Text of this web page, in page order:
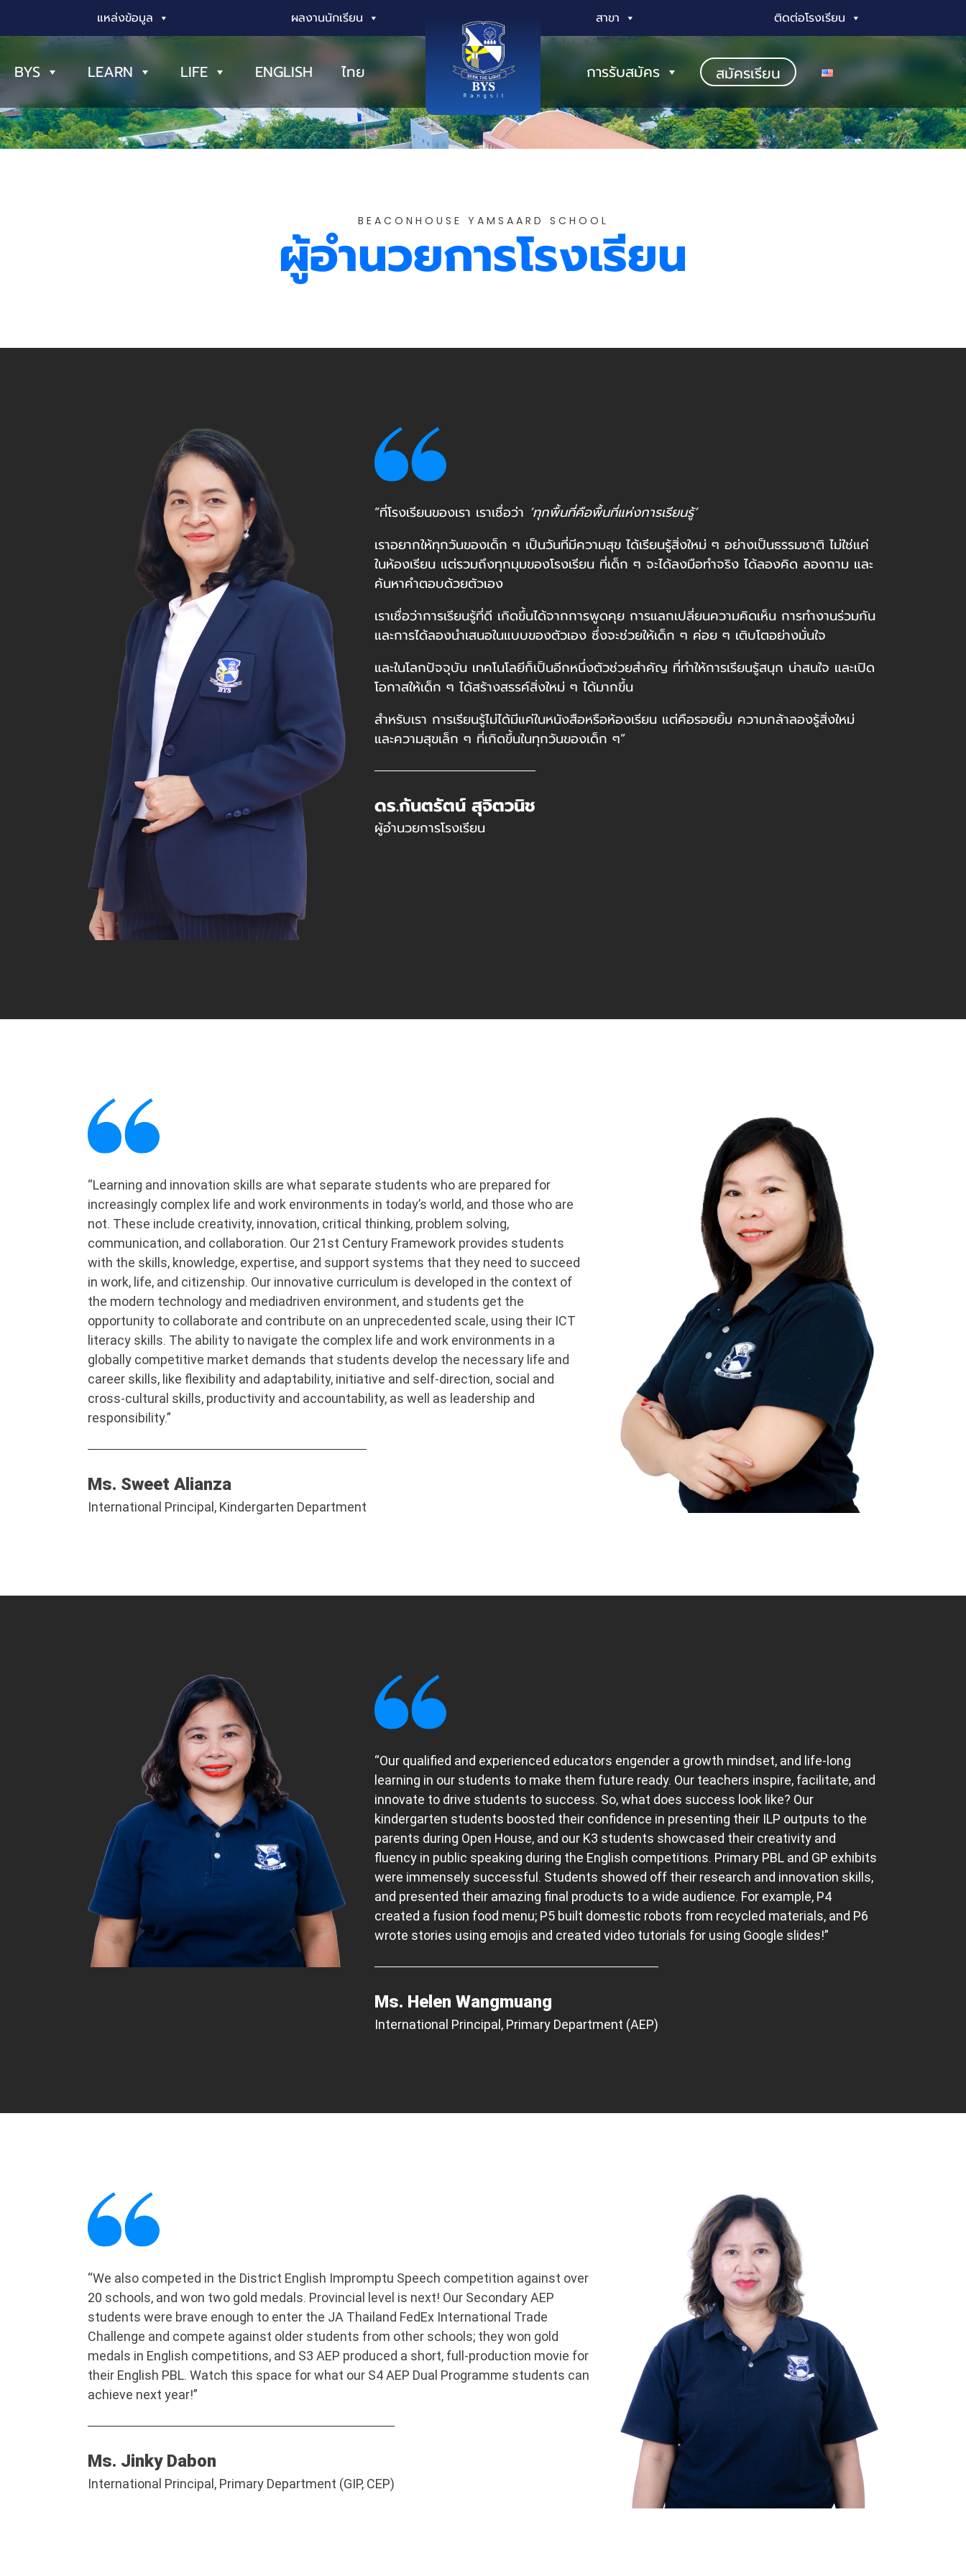
แหล่งข้อมูล ผลงานนักเรียน สาขา ติดต่อโรงเรียน
BYS LEARN LIFE ENGLISH ไทย การรับสมัคร สมัครเรียน
BEACONHOUSE YAMSAARD SCHOOL
ผู้อำนวยการโรงเรียน
“ที่โรงเรียนของเรา เราเชื่อว่า ‘ทุกพื้นที่คือพื้นที่แห่งการเรียนรู้’
เราอยากให้ทุกวันของเด็ก ๆ เป็นวันที่มีความสุข ได้เรียนรู้สิ่งใหม่ ๆ อย่างเป็นธรรมชาติ ไม่ใช่แค่
ในห้องเรียน แต่รวมถึงทุกมุมของโรงเรียน ที่เด็ก ๆ จะได้ลงมือทำจริง ได้ลองคิด ลองถาม และ
ค้นหาคำตอบด้วยตัวเอง
เราเชื่อว่าการเรียนรู้ที่ดี เกิดขึ้นได้จากการพูดคุย การแลกเปลี่ยนความคิดเห็น การทำงานร่วมกัน
และการได้ลองนำเสนอในแบบของตัวเอง ซึ่งจะช่วยให้เด็ก ๆ ค่อย ๆ เติบโตอย่างมั่นใจ
และในโลกปัจจุบัน เทคโนโลยีก็เป็นอีกหนึ่งตัวช่วยสำคัญ ที่ทำให้การเรียนรู้สนุก น่าสนใจ และเปิด
โอกาสให้เด็ก ๆ ได้สร้างสรรค์สิ่งใหม่ ๆ ได้มากขึ้น
สำหรับเรา การเรียนรู้ไม่ได้มีแค่ในหนังสือหรือห้องเรียน แต่คือรอยยิ้ม ความกล้าลองรู้สิ่งใหม่
และความสุขเล็ก ๆ ที่เกิดขึ้นในทุกวันของเด็ก ๆ”
ดร.กันตรัตน์ สุจิตวนิช
ผู้อำนวยการโรงเรียน
“Learning and innovation skills are what separate students who are prepared for
increasingly complex life and work environments in today’s world, and those who are
not. These include creativity, innovation, critical thinking, problem solving,
communication, and collaboration. Our 21st Century Framework provides students
with the skills, knowledge, expertise, and support systems that they need to succeed
in work, life, and citizenship. Our innovative curriculum is developed in the context of
the modern technology and mediadriven environment, and students get the
opportunity to collaborate and contribute on an unprecedented scale, using their ICT
literacy skills. The ability to navigate the complex life and work environments in a
globally competitive market demands that students develop the necessary life and
career skills, like flexibility and adaptability, initiative and self-direction, social and
cross-cultural skills, productivity and accountability, as well as leadership and
responsibility.”
Ms. Sweet Alianza
International Principal, Kindergarten Department
“Our qualified and experienced educators engender a growth mindset, and life-long
learning in our students to make them future ready. Our teachers inspire, facilitate, and
innovate to drive students to success. So, what does success look like? Our
kindergarten students boosted their confidence in presenting their ILP outputs to the
parents during Open House, and our K3 students showcased their creativity and
fluency in public speaking during the English competitions. Primary PBL and GP exhibits
were immensely successful. Students showed off their research and innovation skills,
and presented their amazing final products to a wide audience. For example, P4
created a fusion food menu; P5 built domestic robots from recycled materials, and P6
wrote stories using emojis and created video tutorials for using Google slides!”
Ms. Helen Wangmuang
International Principal, Primary Department (AEP)
“We also competed in the District English Impromptu Speech competition against over
20 schools, and won two gold medals. Provincial level is next! Our Secondary AEP
students were brave enough to enter the JA Thailand FedEx International Trade
Challenge and compete against older students from other schools; they won gold
medals in English competitions, and S3 AEP produced a short, full-production movie for
their English PBL. Watch this space for what our S4 AEP Dual Programme students can
achieve next year!”
Ms. Jinky Dabon
International Principal, Primary Department (GIP, CEP)